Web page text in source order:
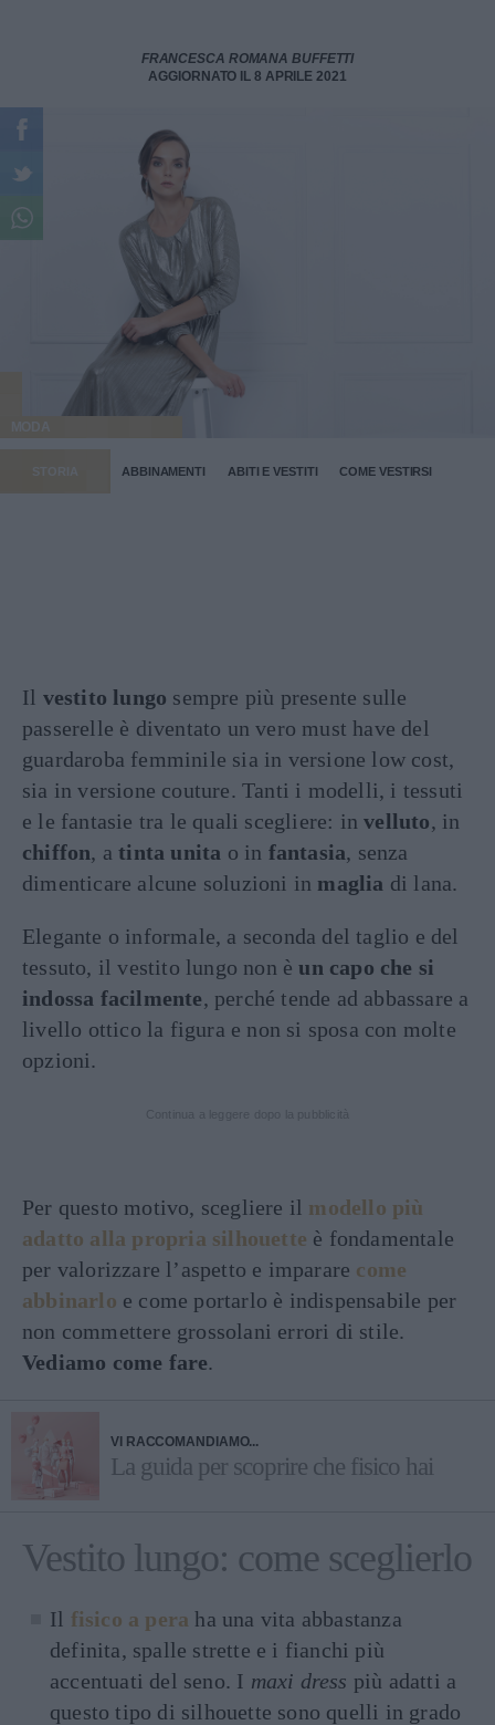
FRANCESCA ROMANA BUFFETTI
AGGIORNATO IL 8 APRILE 2021
MODA
STORIA ABBINAMENTI ABITI E VESTITI COME VESTIRSI
Il vestito lungo sempre più presente sulle
passerelle è diventato un vero must have del
guardaroba femminile sia in versione low cost,
sia in versione couture. Tanti i modelli, i tessuti
e le fantasie tra le quali scegliere: invelluto, in
chiffon, atinta unita o in fantasia, senza
dimenticare alcune soluzioni in maglia di lana.
Elegante o informale, a seconda del taglio e del
tessuto, il vestito lungo non èun capo che si
indossa facilmente, perché tende ad abbassare a
livello ottico la figura e non si sposa con molte
opzioni.
Per questo motivo, scegliere il modello più
adatto alla propria silhouette è fondamentale
per valorizzare l’aspetto e imparare come
abbinarlo e come portarlo è indispensabile per
non commettere grossolani errori di stile.
Vediamo come fare.
VI RACCOMANDIAMO...
La guida per scoprire che fisico hai
Vestito lungo: come sceglierlo
Il fisico a pera ha una vita abbastanza
definita, spalle strette e i fianchi più
accentuati del seno. I maxi dress più adatti a
questo tipo di silhouette sono quelli in grado